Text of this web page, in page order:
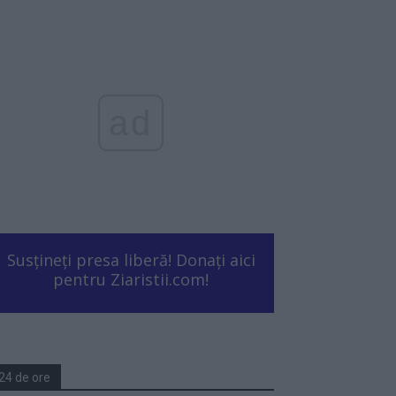
Susțineți presa liberă! Donați aici
pentru Ziaristii.com!
de ore